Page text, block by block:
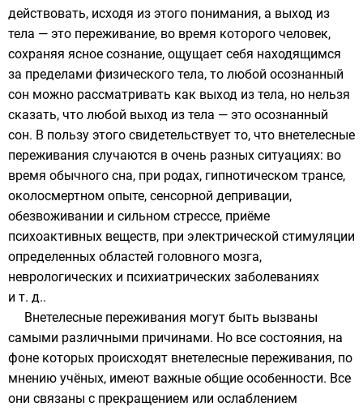
действовать, исходя из этого понимания, а выход из
тела — это переживание, во время которого человек,
сохраняя ясное сознание, ощущает себя находящимся
за пределами физического тела, то любой осознанный
сон можно рассматривать как выход из тела, но нельзя
сказать, что любой выход из тела — это осознанный
сон. В пользу этого свидетельствует то, что внетелесные
переживания случаются в очень разных ситуациях: во
время обычного сна, при родах, гипнотическом трансе,
околосмертном опыте, сенсорной депривации,
обезвоживании и сильном стрессе, приёме
психоактивных веществ, при электрической стимуляции
определенных областей головного мозга,
неврологических и психиатрических заболеваниях
и т. д..
Внетелесные переживания могут быть вызваны
самыми различными причинами. Но все состояния, на
фоне которых происходят внетелесные переживания, по
мнению учёных, имеют важные общие особенности. Все
они связаны с прекращением или ослаблением